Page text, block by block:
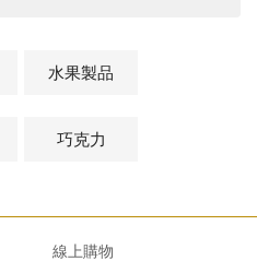
水果製品
巧克力
線上購物